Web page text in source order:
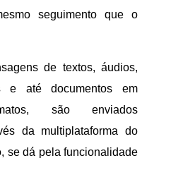
seguimento que o
de textos, áudios,
e até documentos em
são enviados
da multiplataforma do
se dá pela funcionalidade